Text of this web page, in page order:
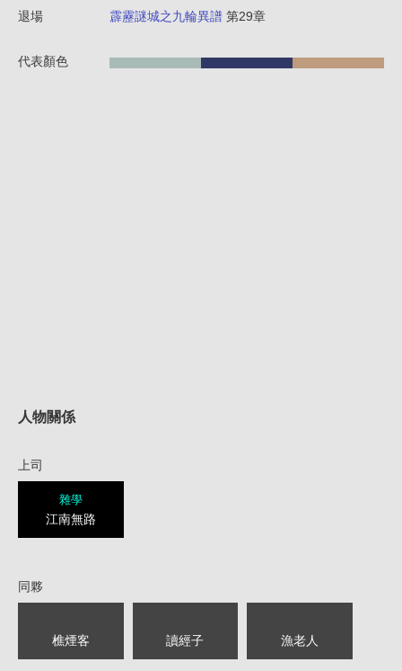
退場 霹靂謎城之九輪異譜 第29章
代表顏色
人物關係
上司
雜學
江南無路
同夥
樵煙客 讀經子 漁老人